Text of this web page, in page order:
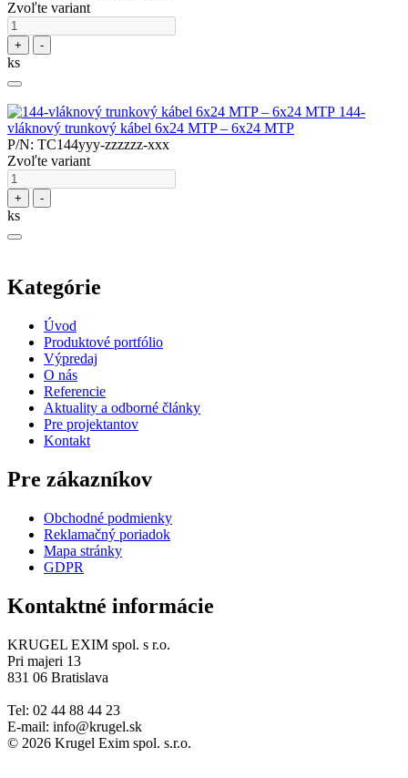
Zvoľte variant
+ -
ks
144-
vláknový trunkový kábel 6x24 MTP – 6x24 MTP
P/N: TC144yyy-zzzzzz-xxx
Zvoľte variant
+ -
ks
Kategórie
Úvod
Produktové portfólio
Výpredaj
O nás
Referencie
Aktuality a odborné články
Pre projektantov
Kontakt
Pre zákazníkov
Obchodné podmienky
Reklamačný poriadok
Mapa stránky
GDPR
Kontaktné informácie
KRUGEL EXIM spol. s r.o.
Pri majeri 13
831 06 Bratislava
Tel: 02 44 88 44 23
E-mail: info@krugel.sk
© 2026 Krugel Exim spol. s.r.o.